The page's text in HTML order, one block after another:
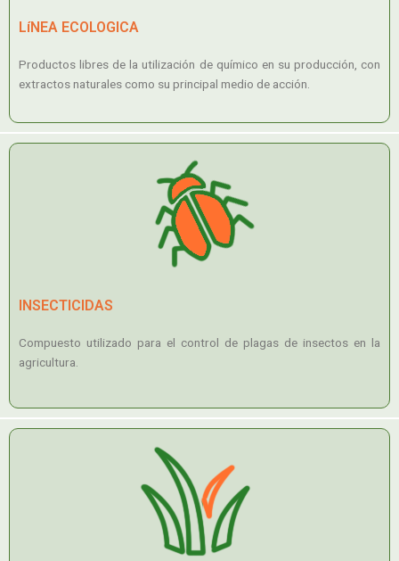
LíNEA ECOLOGICA
Productos libres de la utilización de químico en su producción, con
extractos naturales como su principal medio de acción.
INSECTICIDAS
Compuesto utilizado para el control de plagas de insectos en la
agricultura.